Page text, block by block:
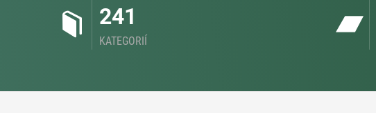
241
KATEGORIÍ